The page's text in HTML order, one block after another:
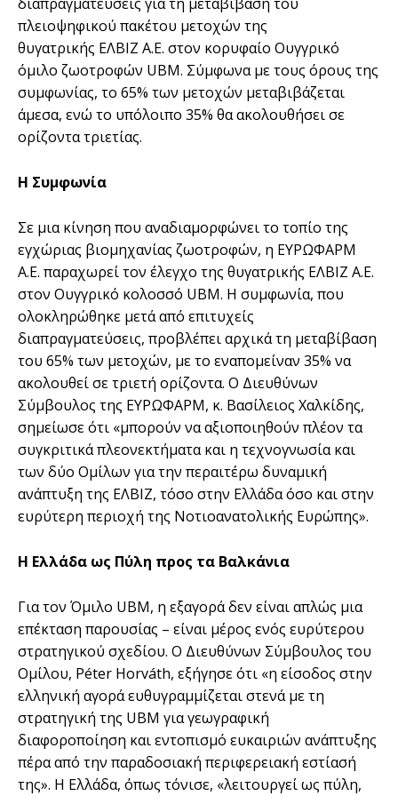
πλειοψηφικού πακέτου μετοχών της
θυγατρικής ΕΛΒΙΖ Α.Ε. στον κορυφαίο Ουγγρικό
όμιλο ζωοτροφών UBM. Σύμφωνα με τους όρους της
συμφωνίας, το 65% των μετοχών μεταβιβάζεται
άμεσα, ενώ το υπόλοιπο 35% θα ακολουθήσει σε
ορίζοντα τριετίας.
Η Συμφωνία
Σε μια κίνηση που αναδιαμορφώνει το τοπίο της
εγχώριας βιομηχανίας ζωοτροφών, η ΕΥΡΩΦΑΡΜ
Α.Ε. παραχωρεί τον έλεγχο της θυγατρικής ΕΛΒΙΖ Α.Ε.
στον Ουγγρικό κολοσσό UBM. Η συμφωνία, που
ολοκληρώθηκε μετά από επιτυχείς
διαπραγματεύσεις, προβλέπει αρχικά τη μεταβίβαση
του 65% των μετοχών, με το εναπομείναν 35% να
ακολουθεί σε τριετή ορίζοντα. Ο Διευθύνων
Σύμβουλος της ΕΥΡΩΦΑΡΜ, κ. Βασίλειος Χαλκίδης,
σημείωσε ότι «μπορούν να αξιοποιηθούν πλέον τα
συγκριτικά πλεονεκτήματα και η τεχνογνωσία και
των δύο Ομίλων για την περαιτέρω δυναμική
ανάπτυξη της ΕΛΒΙΖ, τόσο στην Ελλάδα όσο και στην
ευρύτερη περιοχή της Νοτιοανατολικής Ευρώπης».
Η Ελλάδα ως Πύλη προς τα Βαλκάνια
Για τον Όμιλο UBM, η εξαγορά δεν είναι απλώς μια
επέκταση παρουσίας – είναι μέρος ενός ευρύτερου
στρατηγικού σχεδίου. Ο Διευθύνων Σύμβουλος του
Ομίλου, Péter Horváth, εξήγησε ότι «η είσοδος στην
ελληνική αγορά ευθυγραμμίζεται στενά με τη
στρατηγική της UBM για γεωγραφική
διαφοροποίηση και εντοπισμό ευκαιριών ανάπτυξης
πέρα από την παραδοσιακή περιφερειακή εστίασή
της». Η Ελλάδα, όπως τόνισε, «λειτουργεί ως πύλη,